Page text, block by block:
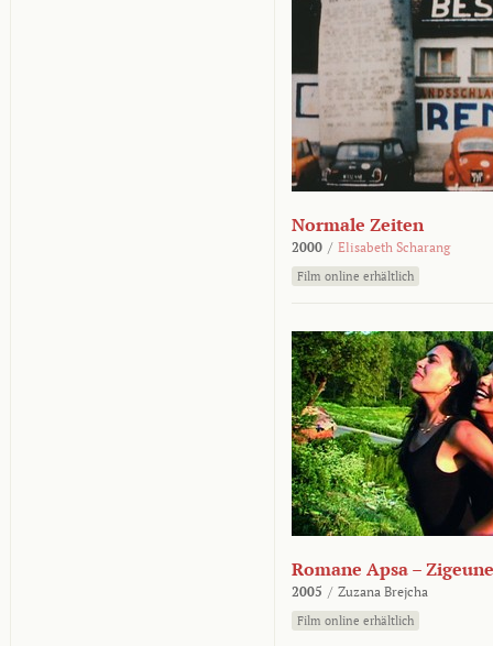
Normale Zeiten
2000 / Elisabeth Scharang
Film online erhältlich
Romane Apsa –
2005 / Zuzana Brejcha
Film online erhältlich